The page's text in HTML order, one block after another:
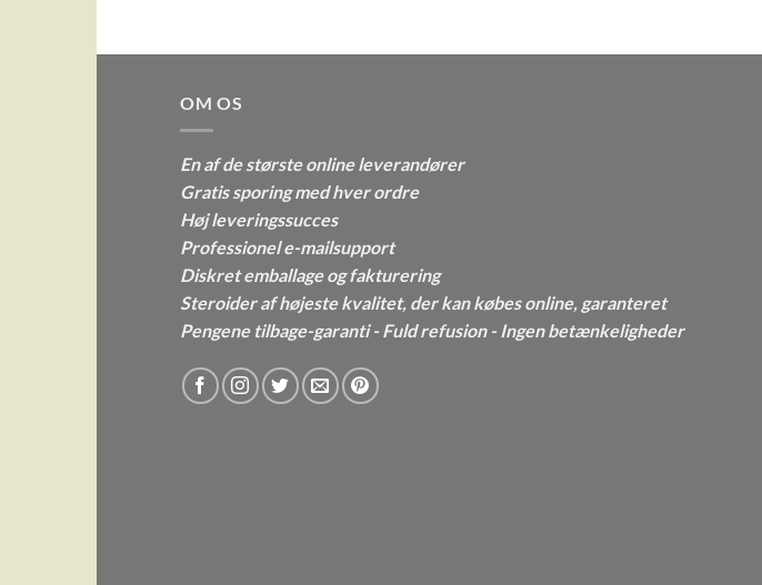
OM OS
En af de største online leverandører
Gratis sporing med hver ordre
Høj leveringssucces
Professionel e-mailsupport
Diskret emballage og fakturering
Steroider af højeste kvalitet, der kan købes online, garanteret
Pengene tilbage-garanti - Fuld refusion - Ingen betænkeligheder